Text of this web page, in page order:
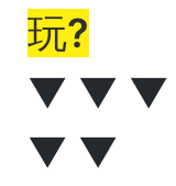
玩?
▼ ▼
▼ ▼